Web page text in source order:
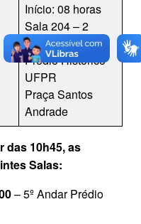
Início: 08 horas
Sala 204 – 2
Andar
Prédio Histórico
UFPR
Praça Santos
Andrade
das 10h45, as
Salas:
– 5º Andar Prédio